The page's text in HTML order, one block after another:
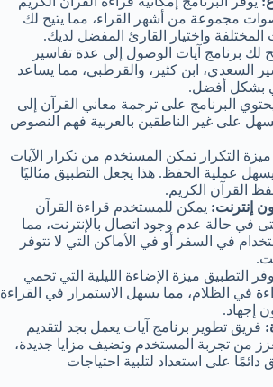
مجموعة من أشهر القراء، مما يتيح لك
المختلفة واختيار القارئ المفضل لديك.
لك برنامج آيات الوصول إلى عدة تفاسير
السعدي، ابن كثير، والقرطبي، مما يساعد
بشكل أفضل.
البرنامج على ترجمة معاني القرآن إلى
على غير الناطقين بالعربية فهم النصوص
ميزة التكرار تمكن المستخدم من تكرار الآيات
عملية الحفظ. هذا يجعل التطبيق مثاليًا
القرآن الكريم.
إنترنت: يمكن للمستخدم قراءة القرآن
في حالة عدم وجود اتصال بالإنترنت، مما
في السفر أو في الأماكن التي لا تتوفر
التطبيق ميزة الإضاءة الليلية التي تحمي
في الظلام، مما يسهل الاستمرار في القراءة
إجهاد.
فريق تطوير برنامج آيات يعمل بجد لتقديم
من تجربة المستخدم وتضيف مزايا جديدة،
دائمًا على استعداد لتلبية احتياجات